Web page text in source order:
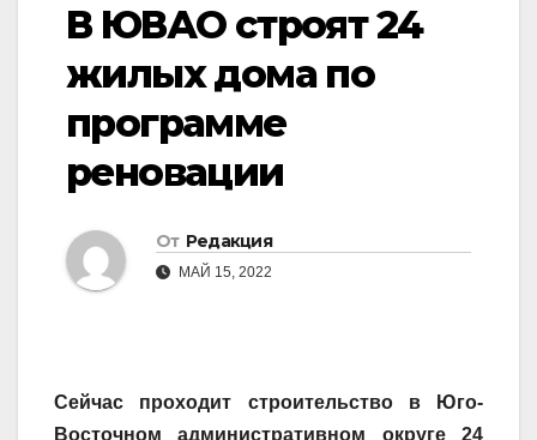
В ЮВАО строят 24
жилых дома по
программе
реновации
От Редакция
МАЙ 15, 2022
Сейчас проходит строительство в Юго-
Восточном административном округе 24